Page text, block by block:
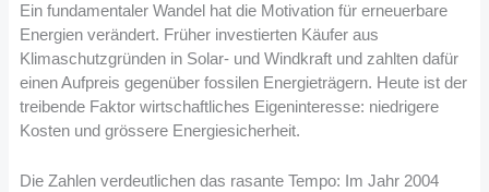
Ein fundamentaler Wandel hat die Motivation für erneuerbare
Energien verändert. Früher investierten Käufer aus
Klimaschutzgründen in Solar- und Windkraft und zahlten dafür
einen Aufpreis gegenüber fossilen Energieträgern. Heute ist der
treibende Faktor wirtschaftliches Eigeninteresse: niedrigere
Kosten und grössere Energiesicherheit.
Die Zahlen verdeutlichen das rasante Tempo: Im Jahr 2004